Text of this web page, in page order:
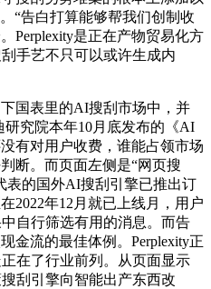
“告白打算能够帮我们创制收
Perplexity是正在产物贸易化方
手艺不只可以或许生成内
表里的AI搜刮市场中，并
研究院本年10月底发布的《AI
有对用户收费，谁能占领市场
断。而页面左侧是“网页搜
表的国外AI搜刮引擎已推出订
2022年12月就已上线月，用户
自行筛选有用的消息。而告
金流的最佳体例。Perplexity正
在了行业前列。从页面显示
刮引擎向智能出产东西改